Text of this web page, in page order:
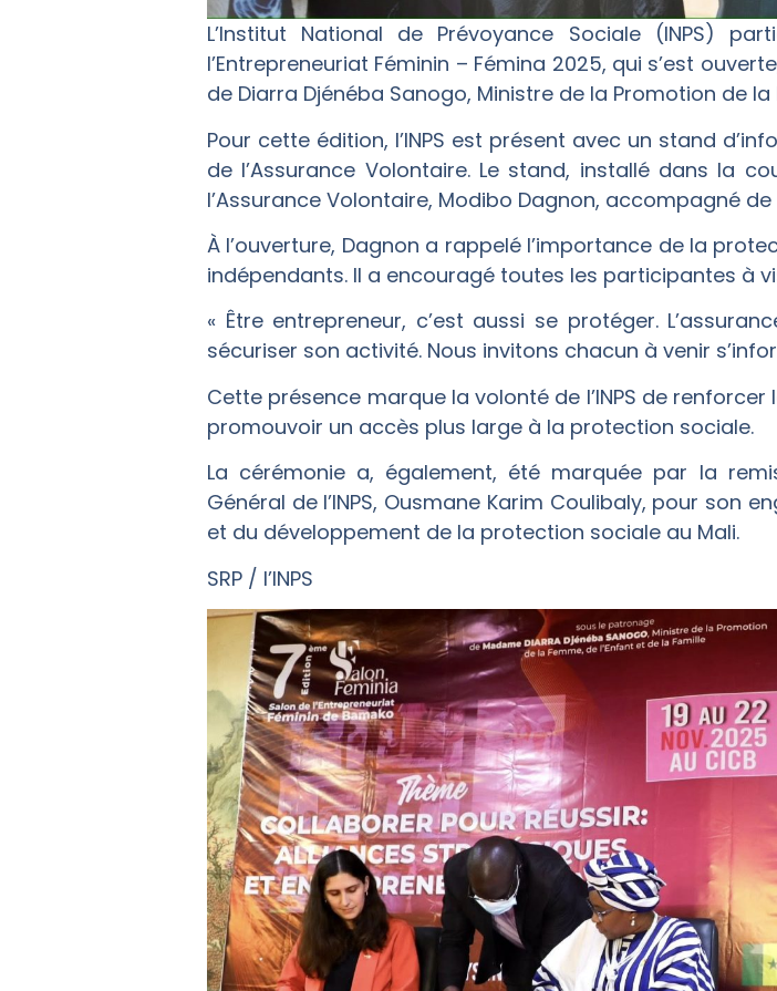
L’Institut National de Prévoyance Sociale (INPS)
l’Entrepreneuriat Féminin – Fémina 2025, qui s’est
de Diarra Djénéba Sanogo, Ministre de la Promotion de la
Pour cette édition, l’INPS est présent avec un stand
de l’Assurance Volontaire. Le stand, installé dans la
l’Assurance Volontaire, Modibo Dagnon, accompagné
À l’ouverture, Dagnon a rappelé l’importance de la
indépendants. Il a encouragé toutes les participantes à
« Être entrepreneur, c’est aussi se protéger.
sécuriser son activité. Nous invitons chacun à venir
Cette présence marque la volonté de l’INPS de
promouvoir un accès plus large à la protection sociale.
La cérémonie a, également, été marquée par la
Général de l’INPS, Ousmane Karim Coulibaly, pour
et du développement de la protection sociale au Mali.
SRP / l’INPS